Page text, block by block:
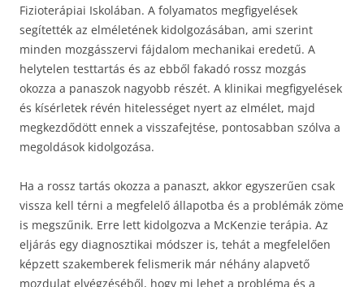
Fizioterápiai Iskolában. A folyamatos megfigyelések
segítették az elméletének kidolgozásában, ami szerint
minden mozgásszervi fájdalom mechanikai eredetű. A
helytelen testtartás és az ebből fakadó rossz mozgás
okozza a panaszok nagyobb részét. A klinikai megfigyelések
és kísérletek révén hitelességet nyert az elmélet, majd
megkezdődött ennek a visszafejtése, pontosabban szólva a
megoldások kidolgozása.
Ha a rossz tartás okozza a panaszt, akkor egyszerűen csak
vissza kell térni a megfelelő állapotba és a problémák zöme
is megszűnik. Erre lett kidolgozva a McKenzie terápia. Az
eljárás egy diagnosztikai módszer is, tehát a megfelelően
képzett szakemberek felismerik már néhány alapvető
mozdulat elvégzéséből, hogy mi lehet a probléma és a